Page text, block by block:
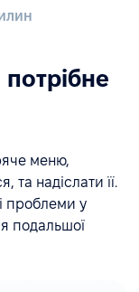
меню,
та надіслати її.
проблеми у
подальшої